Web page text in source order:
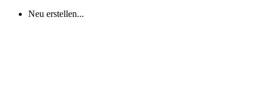
Neu erstellen...